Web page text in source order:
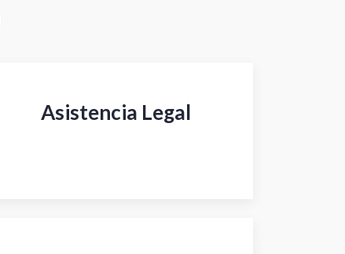
Asistencia Legal